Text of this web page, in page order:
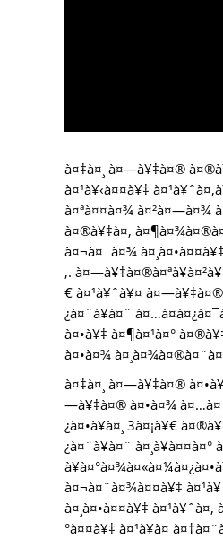
à¤‡à¤¸ à¤—à¥‡à¤®
à¤¹à¥‹à¤¤à¥‡
à¤ªà¤¤à¤¾ à¤²à¤—à¤¾
à¤®à¥‡à¤‚
à¤¬à¤¨à¤¾
‚.
€ à¤¹à¥ˆà¥¤ à¤—à¥‡à¤®
¿à¤¨à¥à¤¨
à¤•à¥‡ à¤¶à¤¹à¤°
à¤•à¤¾
à¤‡à¤¸ à¤—à¥‡à¤®
—à¥‡à¤® à¤•à¤¾
¿à¤•à¥à¤¸ 3à¤¡à¥€
¿à¤¨à¥à¤¨
à¤¬à¤¨à¤¾à¤¤à¥‡
à¤¸à¤•à¤¤à¥‡ à¤¹à¥ˆà¤‚
°à¤¤à¥‡ à¤¹à¥à¤